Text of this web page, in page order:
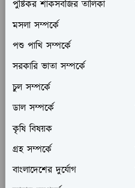
পুষ্টিকর শাকসবজির তালিকা
মসলা সম্পর্কে
পশু পাখি সম্পর্কে
সরকারি ভাতা সম্পর্কে
চুল সম্পর্কে
ডাল সম্পর্কে
কৃষি বিষয়ক
গ্রহ সম্পর্কে
বাংলাদেশের দুর্যোগ